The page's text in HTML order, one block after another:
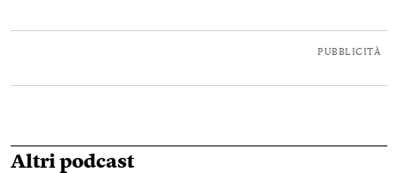
PUBBLICITÀ
Altri podcast